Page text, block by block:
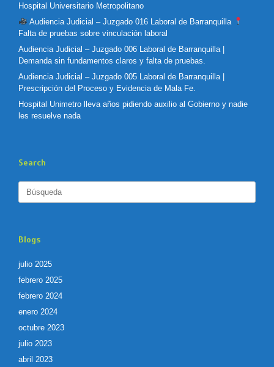
Hospital Universitario Metropolitano
Audiencia Judicial – Juzgado 016 Laboral de Barranquilla
Falta de pruebas sobre vinculación laboral
Audiencia Judicial – Juzgado 006 Laboral de Barranquilla |
Demanda sin fundamentos claros y falta de pruebas.
Audiencia Judicial – Juzgado 005 Laboral de Barranquilla |
Prescripción del Proceso y Evidencia de Mala Fe.
Hospital Unimetro lleva años pidiendo auxilio al Gobierno y nadie
les resuelve nada
Search
Blogs
julio 2025
febrero 2025
febrero 2024
enero 2024
octubre 2023
julio 2023
abril 2023